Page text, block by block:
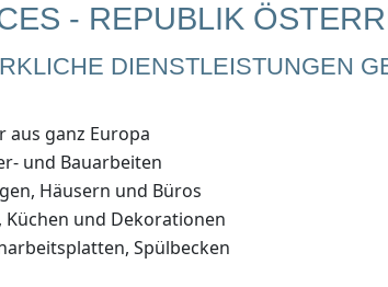
- REPUBLIK
DIENSTLEISTUNGEN
aus ganz Europa
und Bauarbeiten
Häusern und Büros
und Dekorationen
Spülbecken